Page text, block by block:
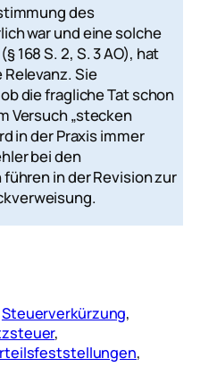
des
war und eine solche
168 S. 2, S. 3 AO), hat
Sie
die fragliche Tat schon
Versuch „stecken
in der Praxis immer
bei den
in der Revision zur
Steuerverkürzung